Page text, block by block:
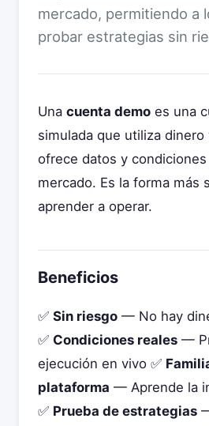
mercado, permitiendo a
probar estrategias sin
Una cuenta demo es una
simulada que utiliza
ofrece datos y
mercado. Es la forma más
aprender a operar.
Beneficios
✅ Sin riesgo — No hay
✅ Condiciones reales —
ejecución en vivo ✅
plataforma — Aprende la
✅ Prueba de estrategias